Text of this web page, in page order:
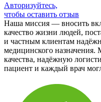
Авторизуйтесь,
чтобы оставить отзыв
Наша миссия — вносить
качество жизни людей,
и частным клиентам
медицинского назначения.
качества, надёжную
пациент и каждый врач